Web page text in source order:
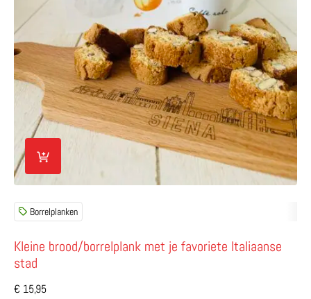
Borrelplanken
Kleine brood/borrelplank met je favoriete Italiaanse
stad
€ 15,95